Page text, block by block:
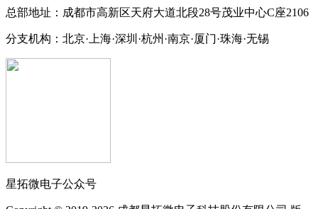
总部地址：成都市高新区天府大道北段28号茂业中心C座2106
分支机构：北京·上海·深圳·杭州·南京·厦门·珠海·无锡
星拓微电子公众号